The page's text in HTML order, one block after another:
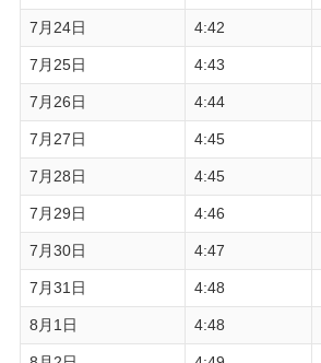
7月24日 4:42
7月25日 4:43
7月26日 4:44
7月27日 4:45
7月28日 4:45
7月29日 4:46
7月30日 4:47
7月31日 4:48
8月1日 4:48